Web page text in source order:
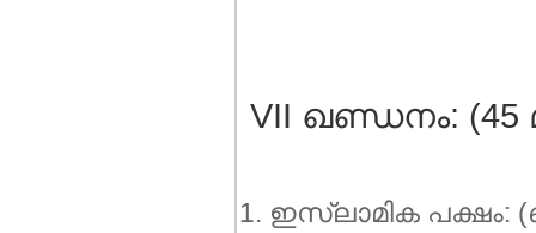
VII ഖണ്ഡനം: (45
ഇസ്ലാമിക പക്ഷം: